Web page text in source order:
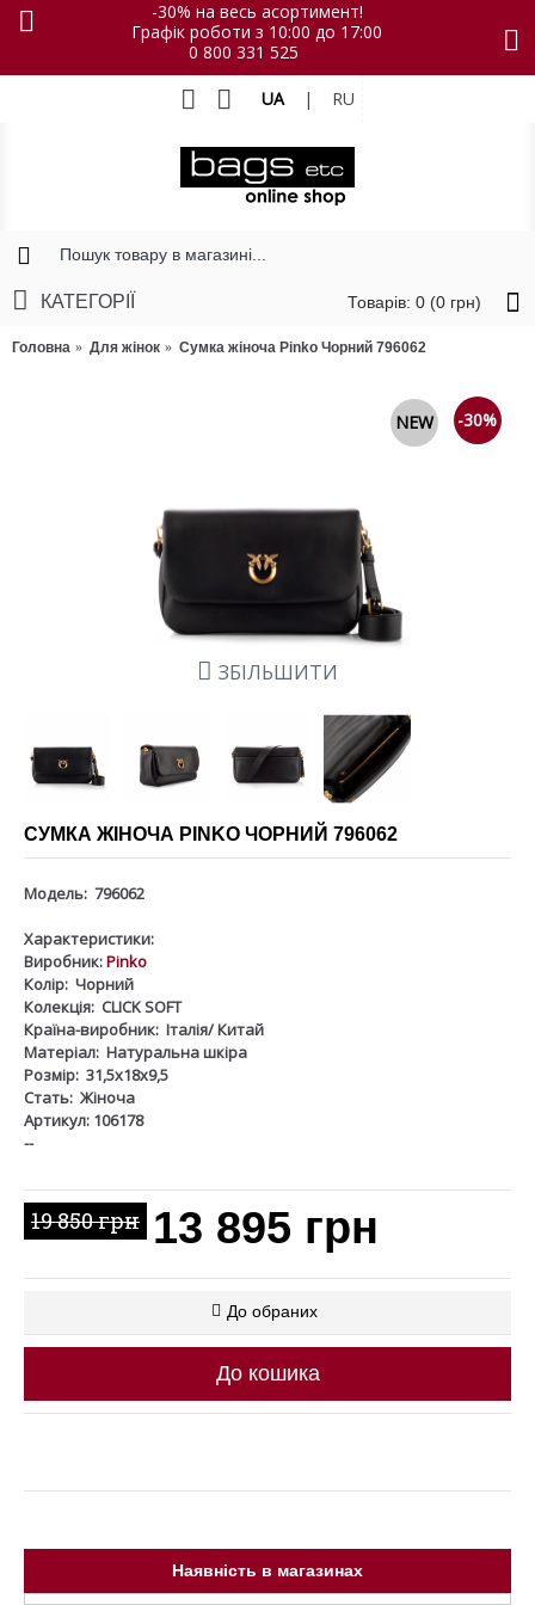
-30% на весь асортимент!
Графік роботи з 10:00 до 17:00
0 800 331 525
UA | RU
Товарів: 0 (0 грн)
КАТЕГОРІЇ
Головна Для жінок Сумка жіноча Pinko Чорний 796062
-30%
NEW
ЗБІЛЬШИТИ
СУМКА ЖІНОЧА PINKO ЧОРНИЙ 796062
Модель: 796062
Характеристики:
Виробник:Pinko
Колір: Чорний
Колекція: CLICK SOFT
Країна-виробник: Італія/ Китай
Матеріал: Натуральна шкіра
Розмір: 31,5х18х9,5
Стать: Жіноча
Артикул: 106178
--
19 850 грн 13 895 грн
До обраних
До кошика
Наявність в магазинах